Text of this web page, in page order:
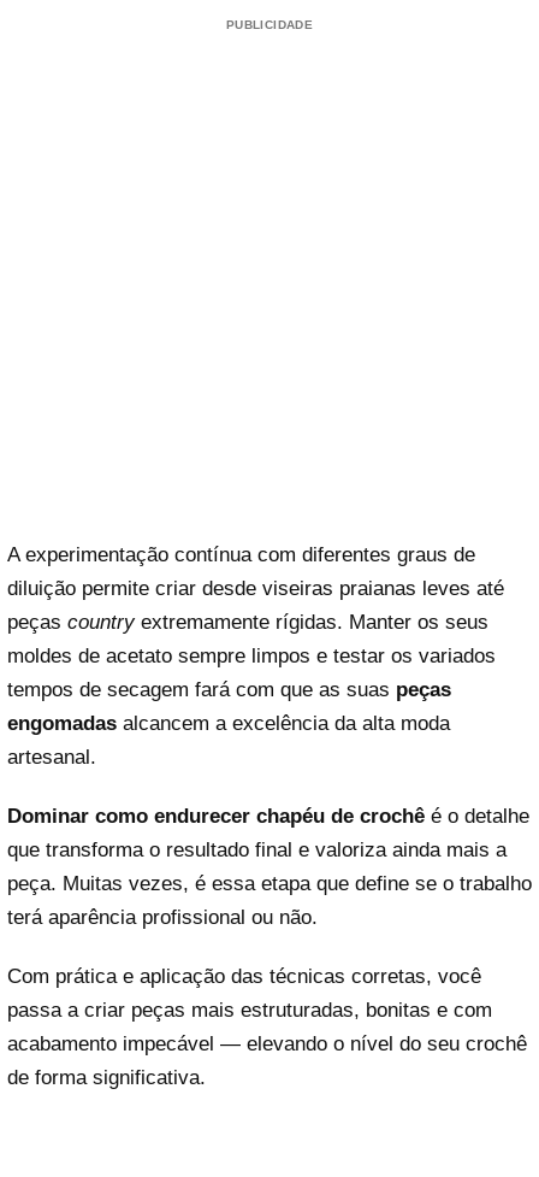
PUBLICIDADE
A experimentação contínua com diferentes graus de
diluição permite criar desde viseiras praianas leves até
peças countryextremamente rígidas. Manter os seus
moldes de acetato sempre limpos e testar os variados
tempos de secagem fará com que as suas peças
engomadas alcancem a excelência da alta moda
artesanal.
Dominar como endurecer chapéu de crochê é o detalhe
que transforma o resultado final e valoriza ainda mais a
peça. Muitas vezes, é essa etapa que define se o trabalho
terá aparência profissional ou não.
Com prática e aplicação das técnicas corretas, você
passa a criar peças mais estruturadas, bonitas e com
acabamento impecável — elevando o nível do seu crochê
de forma significativa.